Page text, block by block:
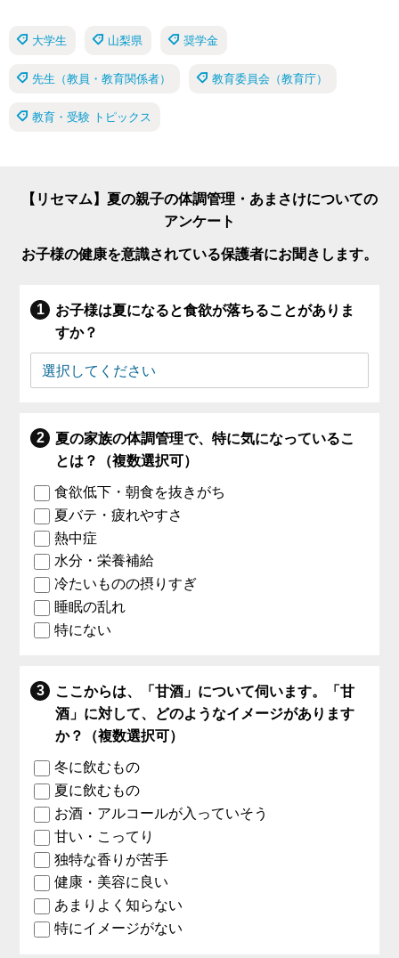
大学生 山梨県 奨学金
先生（教員・教育関係者） 教育委員会（教育庁）
教育・受験 トピックス
【リセマム】夏の親子の体調管理・あまさけについての
アンケート
お子様の健康を意識されている保護者にお聞きします。
お子様は夏になると食欲が落ちることがありま
すか？
夏の家族の体調管理で、特に気になっているこ
とは？（複数選択可）
食欲低下・朝食を抜きがち
夏バテ・疲れやすさ
熱中症
水分・栄養補給
冷たいものの摂りすぎ
睡眠の乱れ
特にない
ここからは、「甘酒」について伺います。「甘
酒」に対して、どのようなイメージがあります
か？（複数選択可）
冬に飲むもの
夏に飲むもの
お酒・アルコールが入っていそう
甘い・こってり
独特な香りが苦手
健康・美容に良い
あまりよく知らない
特にイメージがない